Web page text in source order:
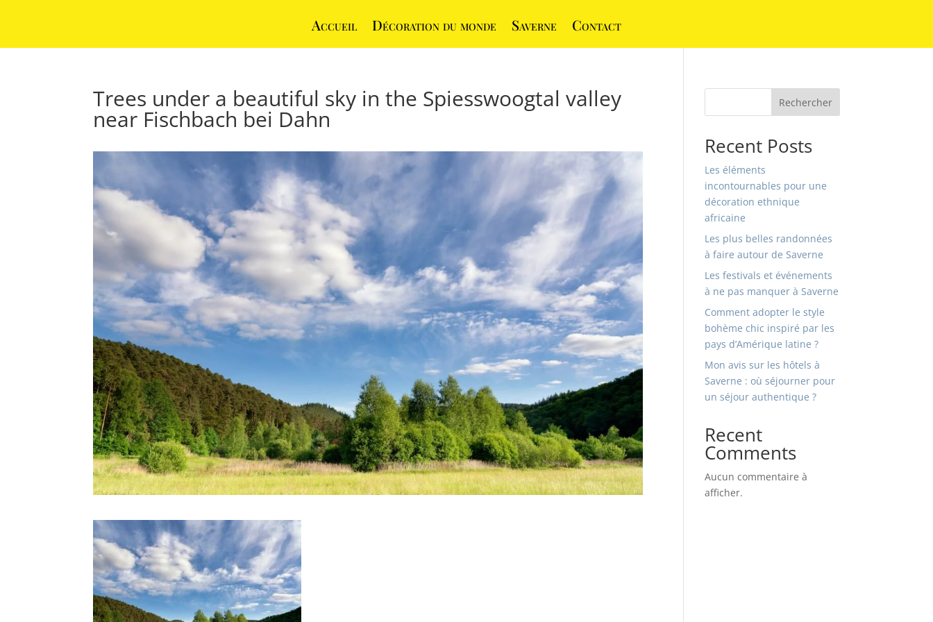
Accueil Décoration du monde Saverne Contact
Trees under a beautiful sky in the Spiesswoogtal valley
near Fischbach bei Dahn
Rechercher
Recent Posts
Les éléments
incontournables pour une
décoration ethnique
africaine
Les plus belles randonnées
à faire autour de Saverne
Les festivals et événements
à ne pas manquer à Saverne
Comment adopter le style
bohème chic inspiré par les
pays d’Amérique latine ?
Mon avis sur les hôtels à
Saverne : où séjourner pour
un séjour authentique ?
Recent
Comments
Aucun commentaire à
afficher.